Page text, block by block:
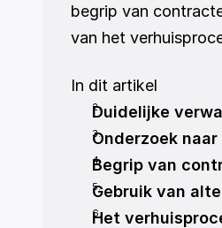
begrip van
van het
In dit artikel
Duidelijke
Onderzoek
Begrip van
Gebruik van
Het